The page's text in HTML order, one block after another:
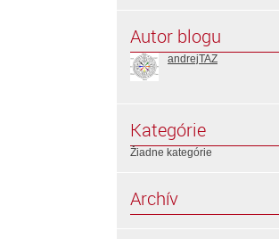
Autor blogu
andrejTAZ
Kategórie
Žiadne kategórie
Archív